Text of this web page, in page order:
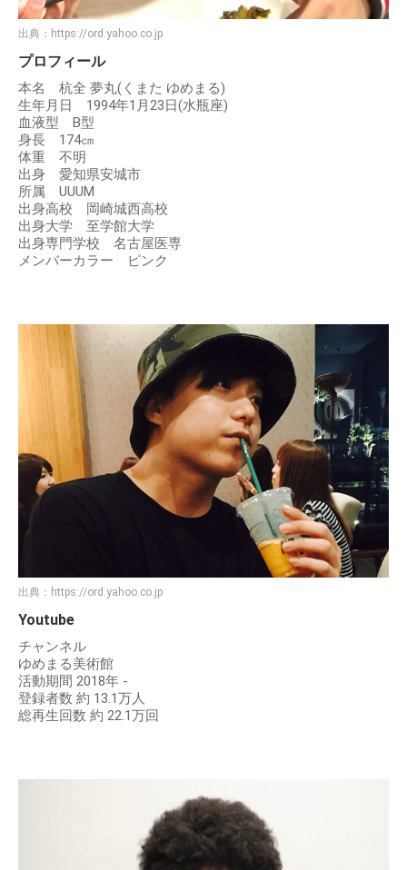
出典： https://ord.yahoo.co.jp
プロフィール
本名 杭全 夢丸(くまた ゆめまる)
生年月日 1994年1月23日(水瓶座)
血液型 B型
身長 174㎝
体重 不明
出身 愛知県安城市
所属 UUUM
出身高校 岡崎城西高校
出身大学 至学館大学
出身専門学校 名古屋医専
メンバーカラー ピンク
出典： https://ord.yahoo.co.jp
Youtube
チャンネル
ゆめまる美術館
活動期間 2018年 -
登録者数 約 13.1万人
総再生回数 約 22.1万回